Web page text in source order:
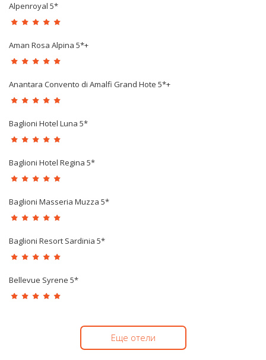
Alpenroyal 5*
Aman Rosa Alpina 5*+
Anantara Convento di Amalfi Grand Hote 5*+
Baglioni Hotel Luna 5*
Baglioni Hotel Regina 5*
Baglioni Masseria Muzza 5*
Baglioni Resort Sardinia 5*
Bellevue Syrene 5*
Еще отели